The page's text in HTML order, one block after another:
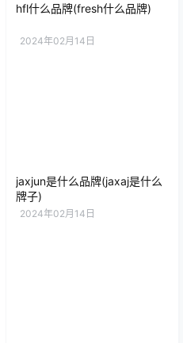
hfl什么品牌(fresh什么品牌)
2024年02月14日
jaxjun是什么品牌(jaxaj是什么
牌子)
2024年02月14日